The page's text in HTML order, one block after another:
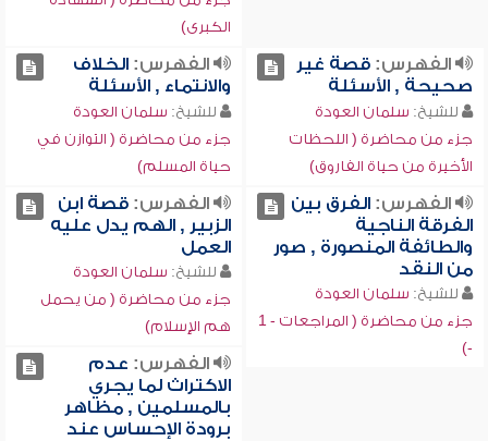
الكبرى)
الفهرس:قصة غير
صحيحة , الأسئلة
للشيخ: سلمان العودة
جزء من محاضرة ( اللحظات
الأخيرة من حياة الفاروق)
الفهرس:الخلاف
والانتماء , الأسئلة
للشيخ: سلمان العودة
جزء من محاضرة ( التوازن في
حياة المسلم)
الفهرس:الفرق بين
الفرقة الناجية
والطائفة المنصورة , صور
من النقد
للشيخ: سلمان العودة
جزء من محاضرة ( المراجعات - 1
-)
الفهرس:قصة ابن
الزبير , الهم يدل عليه
العمل
للشيخ: سلمان العودة
جزء من محاضرة ( من يحمل
هم الإسلام)
الفهرس: عدم
الاكتراث لما يجري
بالمسلمين , مظاهر
برودة الإحساس عند